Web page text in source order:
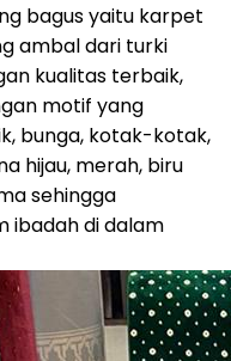
bagus yaitu karpet
ambal dari turki
kualitas terbaik,
motif yang
bunga, kotak-kotak,
hijau, merah, biru
sehingga
ibadah di dalam